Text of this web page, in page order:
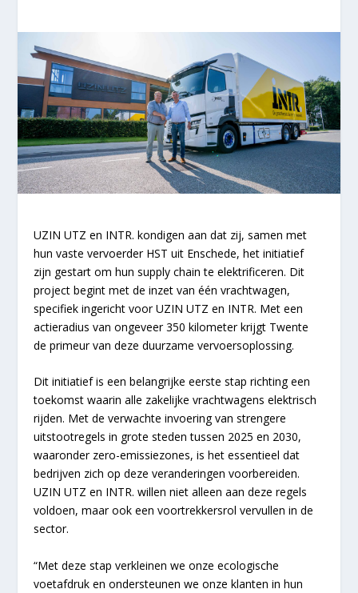
UZIN UTZ en INTR. kondigen aan dat zij, samen met
hun vaste vervoerder HST uit Enschede, het initiatief
zijn gestart om hun supply chain te elektrificeren. Dit
project begint met de inzet van één vrachtwagen,
specifiek ingericht voor UZIN UTZ en INTR. Met een
actieradius van ongeveer 350 kilometer krijgt Twente
de primeur van deze duurzame vervoersoplossing.
Dit initiatief is een belangrijke eerste stap richting een
toekomst waarin alle zakelijke vrachtwagens elektrisch
rijden. Met de verwachte invoering van strengere
uitstootregels in grote steden tussen 2025 en 2030,
waaronder zero-emissiezones, is het essentieel dat
bedrijven zich op deze veranderingen voorbereiden.
UZIN UTZ en INTR. willen niet alleen aan deze regels
voldoen, maar ook een voortrekkersrol vervullen in de
sector.
“Met deze stap verkleinen we onze ecologische
voetafdruk en ondersteunen we onze klanten in hun